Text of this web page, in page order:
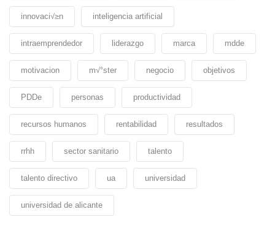
innovaci√≥n inteligencia artificial
intraemprendedor liderazgo marca mdde
motivacion m√°ster negocio objetivos
PDDe personas productividad
recursos humanos rentabilidad resultados
rrhh sector sanitario talento
talento directivo ua universidad
universidad de alicante